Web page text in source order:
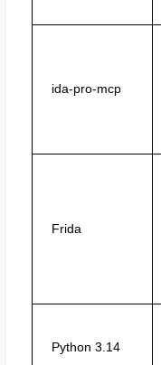
ida-pro-mcp
Frida
Python 3.14